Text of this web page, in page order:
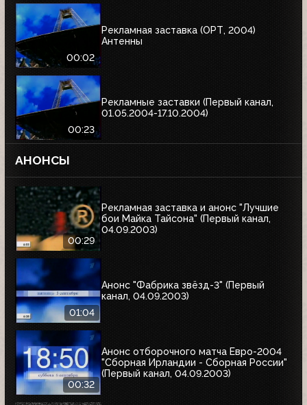
00:02
Рекламная заставка (ОРТ, 2004)
Антенны
00:23
Рекламные заставки (Первый канал,
01.05.2004-17.10.2004)
АНОНСЫ
00:29
Рекламная заставка и анонс "Лучшие
бои Майка Тайсона" (Первый канал,
04.09.2003)
01:04
Анонс "Фабрика звёзд-3" (Первый
канал, 04.09.2003)
00:32
Анонс отборочного матча Евро-2004
"Сборная Ирландии - Сборная России"
(Первый канал, 04.09.2003)